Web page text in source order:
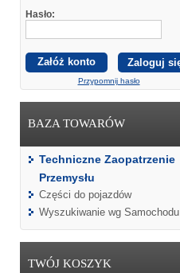
Hasło:
Załóż konto
Przypomnij hasło
BAZA TOWARÓW
Techniczne Zaopatrzenie
Przemysłu
Części do pojazdów
Wyszukiwanie wg Samochodu
TWÓJ KOSZYK